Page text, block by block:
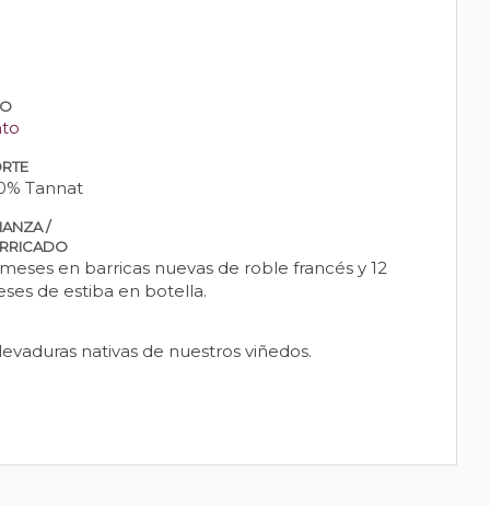
Tannat
/
en barricas nuevas de roble francés y 12
de estiba en botella.
nativas de nuestros viñedos.